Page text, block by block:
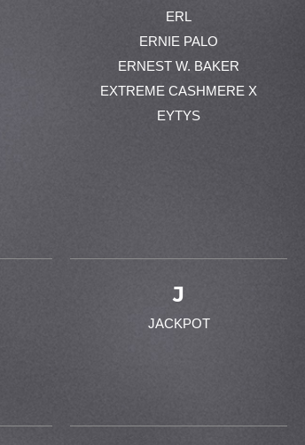
ERL
ERNIE PALO
ERNEST W. BAKER
EXTREME CASHMERE X
EYTYS
J
JACKPOT